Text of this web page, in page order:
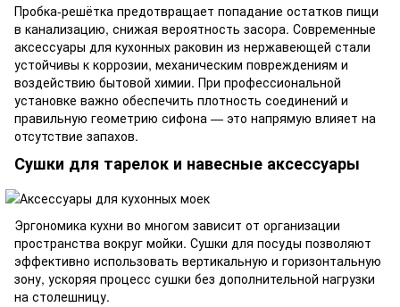
Пробка-решётка предотвращает попадание остатков пищи
в канализацию, снижая вероятность засора. Современные
аксессуары для кухонных раковин из нержавеющей стали
устойчивы к коррозии, механическим повреждениям и
воздействию бытовой химии. При профессиональной
установке важно обеспечить плотность соединений и
правильную геометрию сифона — это напрямую влияет на
отсутствие запахов.
Сушки для тарелок и навесные аксессуары
Эргономика кухни во многом зависит от организации
пространства вокруг мойки. Сушки для посуды позволяют
эффективно использовать вертикальную и горизонтальную
зону, ускоряя процесс сушки без дополнительной нагрузки
на столешницу.